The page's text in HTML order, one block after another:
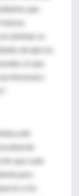
que
culminar su
de ejercer,
lo que
y
del
de
que cada
para
a los